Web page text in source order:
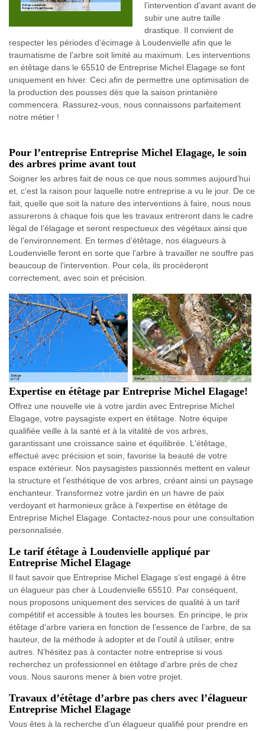
l’intervention d’avant avant de
subir une autre taille
drastique. Il convient de
respecter les périodes d’écimage à Loudenvielle afin que le
traumatisme de l’arbre soit limité au maximum. Les interventions
en étêtage dans le 65510 de Entreprise Michel Elagage se font
uniquement en hiver. Ceci afin de permettre une optimisation de
la production des pousses dès que la saison printanière
commencera. Rassurez-vous, nous connaissons parfaitement
notre métier !
Pour l’entreprise Entreprise Michel Elagage, le soin
des arbres prime avant tout
Soigner les arbres fait de nous ce que nous sommes aujourd’hui
et, c’est la raison pour laquelle notre entreprise a vu le jour. De ce
fait, quelle que soit la nature des interventions à faire, nous nous
assurerons à chaque fois que les travaux entreront dans le cadre
légal de l’élagage et seront respectueux des végétaux ainsi que
de l’environnement. En termes d’étêtage, nos élagueurs à
Loudenvielle feront en sorte que l’arbre à travailler ne souffre pas
beaucoup de l’intervention. Pour cela, ils procéderont
correctement, avec soin et précision.
Expertise en étêtage par Entreprise Michel Elagage!
Offrez une nouvelle vie à votre jardin avec Entreprise Michel
Elagage, votre paysagiste expert en étêtage. Notre équipe
qualifiée veille à la santé et à la vitalité de vos arbres,
garantissant une croissance saine et équilibrée. L'étêtage,
effectué avec précision et soin, favorise la beauté de votre
espace extérieur. Nos paysagistes passionnés mettent en valeur
la structure et l'esthétique de vos arbres, créant ainsi un paysage
enchanteur. Transformez votre jardin en un havre de paix
verdoyant et harmonieux grâce à l'expertise en étêtage de
Entreprise Michel Elagage. Contactez-nous pour une consultation
personnalisée.
Le tarif étêtage à Loudenvielle appliqué par
Entreprise Michel Elagage
Il faut savoir que Entreprise Michel Elagage s’est engagé à être
un élagueur pas cher à Loudenvielle 65510. Par conséquent,
nous proposons uniquement des services de qualité à un tarif
compétitif et accessible à toutes les bourses. En principe, le prix
étêtage d’arbre variera en fonction de l’essence de l’arbre, de sa
hauteur, de la méthode à adopter et de l’outil à utiliser, entre
autres. N’hésitez pas à contacter notre entreprise si vous
recherchez un professionnel en étêtage d’arbre près de chez
vous. Nous saurons mener à bien votre projet.
Travaux d’étêtage d’arbre pas chers avec l’élagueur
Entreprise Michel Elagage
Vous êtes à la recherche d’un élagueur qualifié pour prendre en